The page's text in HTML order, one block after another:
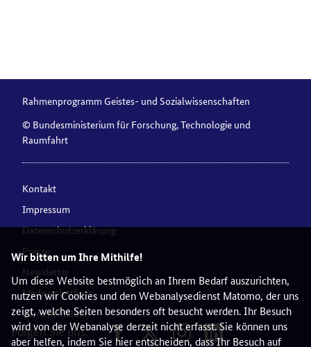
Wir bitten um Ihre Mithilfe!
Um diese Website bestmöglich an Ihrem Bedarf auszurichten,
nutzen wir Cookies und den Webanalysedienst Matomo, der uns
zeigt, welche Seiten besonders oft besucht werden. Ihr Besuch
wird von der Webanalyse derzeit nicht erfasst. Sie können uns
aber helfen, indem Sie hier entscheiden, dass Ihr Besuch auf
Rahmenprogramm Geistes- und Sozialwissenschaften
© Bundesministerium für Forschung, Technologie und
Raumfahrt
Kontakt
Impressum
Datenschutzerklärung
Presse
Newsletter
Medienplattform
Barriere melden
Folgen Sie uns: